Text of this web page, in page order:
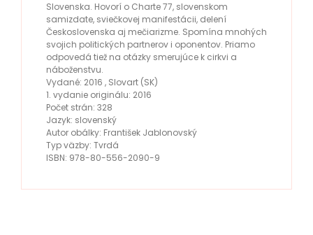
Slovenska. Hovorí o Charte 77, slovenskom
samizdate, sviečkovej manifestácii, delení
Československa aj mečiarizme. Spomína mnohých
svojich politických partnerov i oponentov. Priamo
odpovedá tiež na otázky smerujúce k cirkvi a
náboženstvu.
Vydané: 2016 , Slovart (SK)
1. vydanie originálu: 2016
Počet strán: 328
Jazyk: slovenský
Autor obálky: František Jablonovský
Typ väzby: Tvrdá
ISBN: 978-80-556-2090-9